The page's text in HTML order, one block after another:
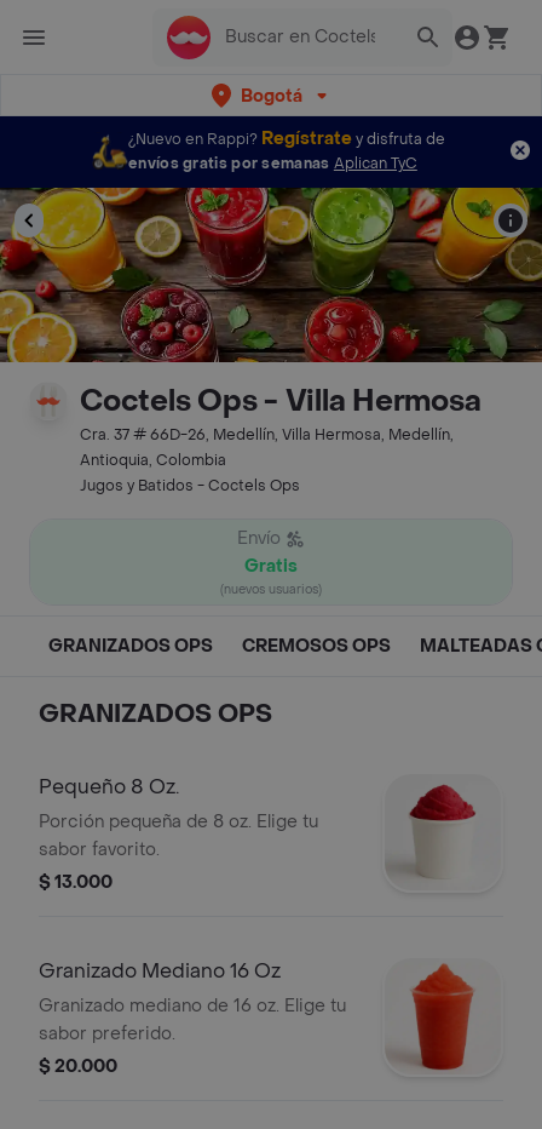
Bogotá
¿Nuevo en Rappi? Regístratey disfruta de
envíos gratis por semanas Aplican TyC
Coctels Ops - Villa Hermosa
Cra. 37 # 66D-26, Medellín, Villa Hermosa, Medellín,
Antioquia, Colombia
Jugos y Batidos - Coctels Ops
Envío
Gratis
(nuevos usuarios)
GRANIZADOS OPS CREMOSOS OPS MALTEADAS
GRANIZADOS OPS
Pequeño 8 Oz.
Porción pequeña de 8 oz. Elige tu
sabor favorito.
$ 13.000
Granizado Mediano 16 Oz
Granizado mediano de 16 oz. Elige tu
sabor preferido.
$ 20.000